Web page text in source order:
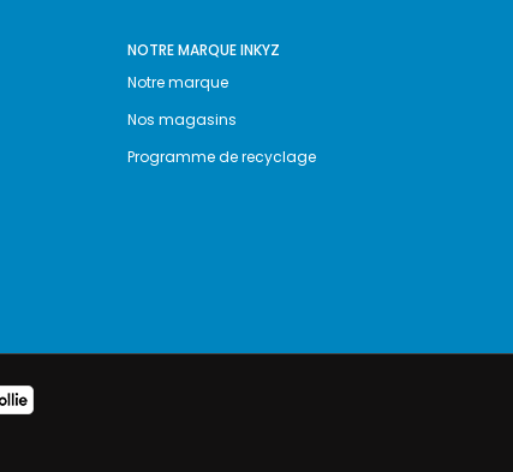
NOTRE MARQUE INKYZ
Notre marque
Nos magasins
Programme de recyclage